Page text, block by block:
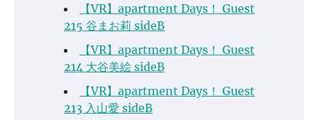
【VR】apartment Days！ Guest
215 谷まお莉 sideB
【VR】apartment Days！ Guest
214 大谷美絵 sideB
【VR】apartment Days！ Guest
213 入山愛 sideB